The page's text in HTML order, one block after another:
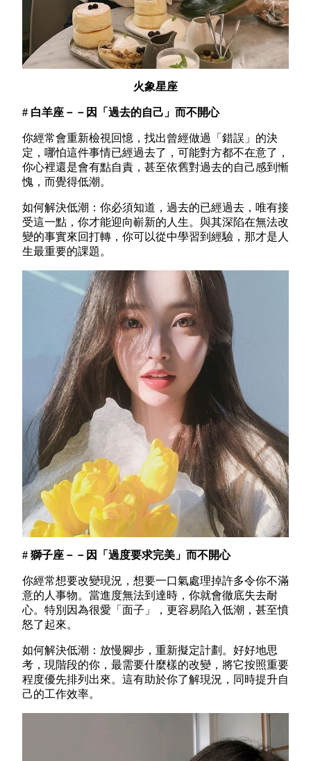
火象星座
# 白羊座－－因「過去的自己」而不開心
你經常會重新檢視回憶，找出曾經做過「錯誤」的決
定，哪怕這件事情已經過去了，可能對方都不在意了，
你心裡還是會有點自責，甚至依舊對過去的自己感到慚
愧，而覺得低潮。
如何解決低潮：你必須知道，過去的已經過去，唯有接
受這一點，你才能迎向嶄新的人生。與其深陷在無法改
變的事實來回打轉，你可以從中學習到經驗，那才是人
生最重要的課題。
# 獅子座－－因「過度要求完美」而不開心
你經常想要改變現況，想要一口氣處理掉許多令你不滿
意的人事物。當進度無法到達時，你就會徹底失去耐
心。特別因為很愛「面子」，更容易陷入低潮，甚至憤
怒了起來。
如何解決低潮：放慢腳步，重新擬定計劃。好好地思
考，現階段的你，最需要什麼樣的改變，將它按照重要
程度優先排列出來。這有助於你了解現況，同時提升自
己的工作效率。